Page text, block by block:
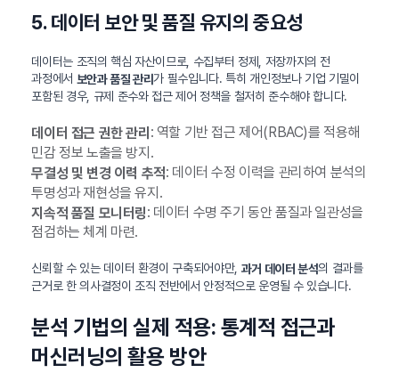
5. 데이터 보안 및 품질 유지의 중요성
데이터는 조직의 핵심 자산이므로, 수집부터 정제, 저장까지의 전
과정에서 보안과 품질 관리가 필수입니다. 특히 개인정보나 기업 기밀이
포함된 경우, 규제 준수와 접근 제어 정책을 철저히 준수해야 합니다.
데이터 접근 권한 관리 : 역할 기반 접근 제어(RBAC)를 적용해
민감 정보 노출을 방지.
무결성 및 변경 이력 추적: 데이터 수정 이력을 관리하여 분석의
투명성과 재현성을 유지.
지속적 품질 모니터링: 데이터 수명 주기 동안 품질과 일관성을
점검하는 체계 마련.
신뢰할 수 있는 데이터 환경이 구축되어야만, 과거 데이터 분석의 결과를
근거로 한 의사결정이 조직 전반에서 안정적으로 운영될 수 있습니다.
분석 기법의 실제 적용: 통계적 접근과
머신러닝의 활용 방안